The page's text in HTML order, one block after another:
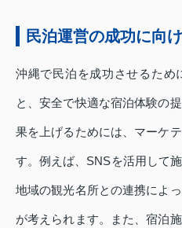
民泊運営の成功に向
沖縄で民泊を成功させるため
と、安全で快適な宿泊体験の
果を上げるためには、マーケ
す。例えば、SNSを活用して
地域の観光名所との連携によ
が考えられます。また、宿泊